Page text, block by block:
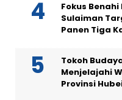
Fokus
Sulaiman
Panen Tiga
Tokoh
Menjelajahi
Provinsi